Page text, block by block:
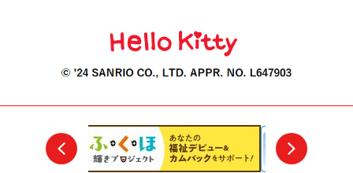
前